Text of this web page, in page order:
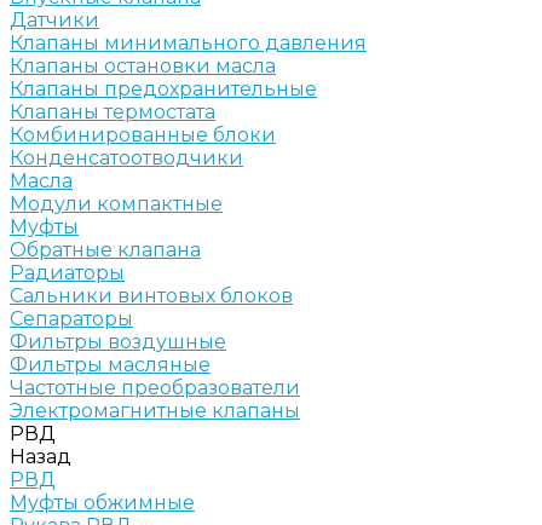
Датчики
Клапаны минимального давления
Клапаны остановки масла
Клапаны предохранительные
Клапаны термостата
Комбинированные блоки
Конденсатоотводчики
Масла
Модули компактные
Муфты
Обратные клапана
Радиаторы
Сальники винтовых блоков
Сепараторы
Фильтры воздушные
Фильтры масляные
Частотные преобразователи
Электромагнитные клапаны
РВД
Назад
РВД
Муфты обжимные